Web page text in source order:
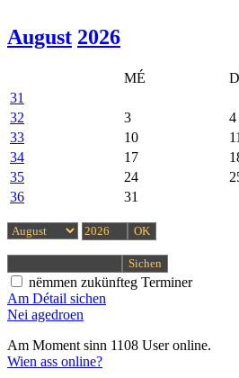
August 2026
MÉ
31
32
3 4
33
10 11
34
17
35
24
36
31
nëmmen zukünfteg Terminer
Am Détail sichen
Nei agedroen
Am Moment sinn 1108 User online.
Wien ass online?